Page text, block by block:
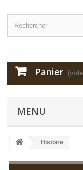
Panier
MENU
Histoire